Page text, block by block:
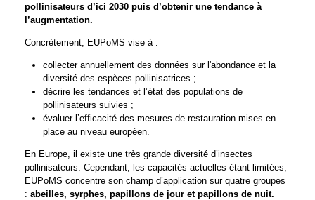
pollinisateurs d’ici 2030 puis d’obtenir une tendance à
l’augmentation.
Concrètement, EUPoMS vise à :
collecter annuellement des données sur l'abondance et la
diversité des espèces pollinisatrices ;
décrire les tendances et l’état des populations de
pollinisateurs suivies ;
évaluer l’efficacité des mesures de restauration mises en
place au niveau européen.
En Europe, il existe une très grande diversité d’insectes
pollinisateurs. Cependant, les capacités actuelles étant limitées,
EUPoMS concentre son champ d’application sur quatre groupes
: abeilles, syrphes, papillons de jour et papillons de nuit.